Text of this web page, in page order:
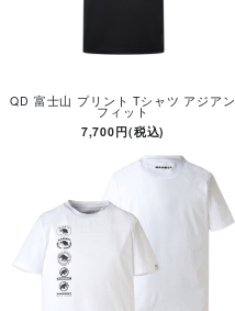
QD 富士山 プリント Tシャツ アジアン
フィット
7,700円(税込)